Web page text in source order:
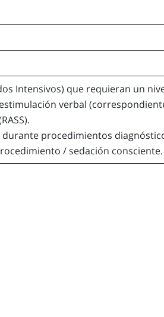
Intensivos) que requieran un
verbal
procedimientos
/ sedación consciente.